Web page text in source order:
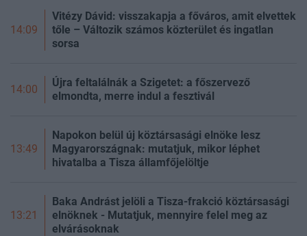
14:09
Vitézy Dávid: visszakapja a főváros, amit elvettek
tőle – Változik számos közterület és ingatlan
sorsa
14:00
Újra feltalálnák a Szigetet: a főszervező
elmondta, merre indul a fesztivál
13:49
Napokon belül új köztársasági elnöke lesz
Magyarországnak: mutatjuk, mikor léphet
hivatalba a Tisza államfőjelöltje
13:21
Baka Andrást jelöli a Tisza-frakció köztársasági
elnöknek - Mutatjuk, mennyire felel meg az
elvárásoknak